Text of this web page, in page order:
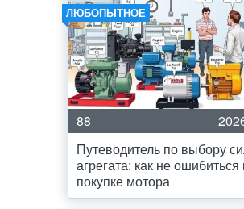
ЛЮБОПЫТНОЕ
88
Путеводитель по выбору
агрегата: как не ошибиться
покупке мотора